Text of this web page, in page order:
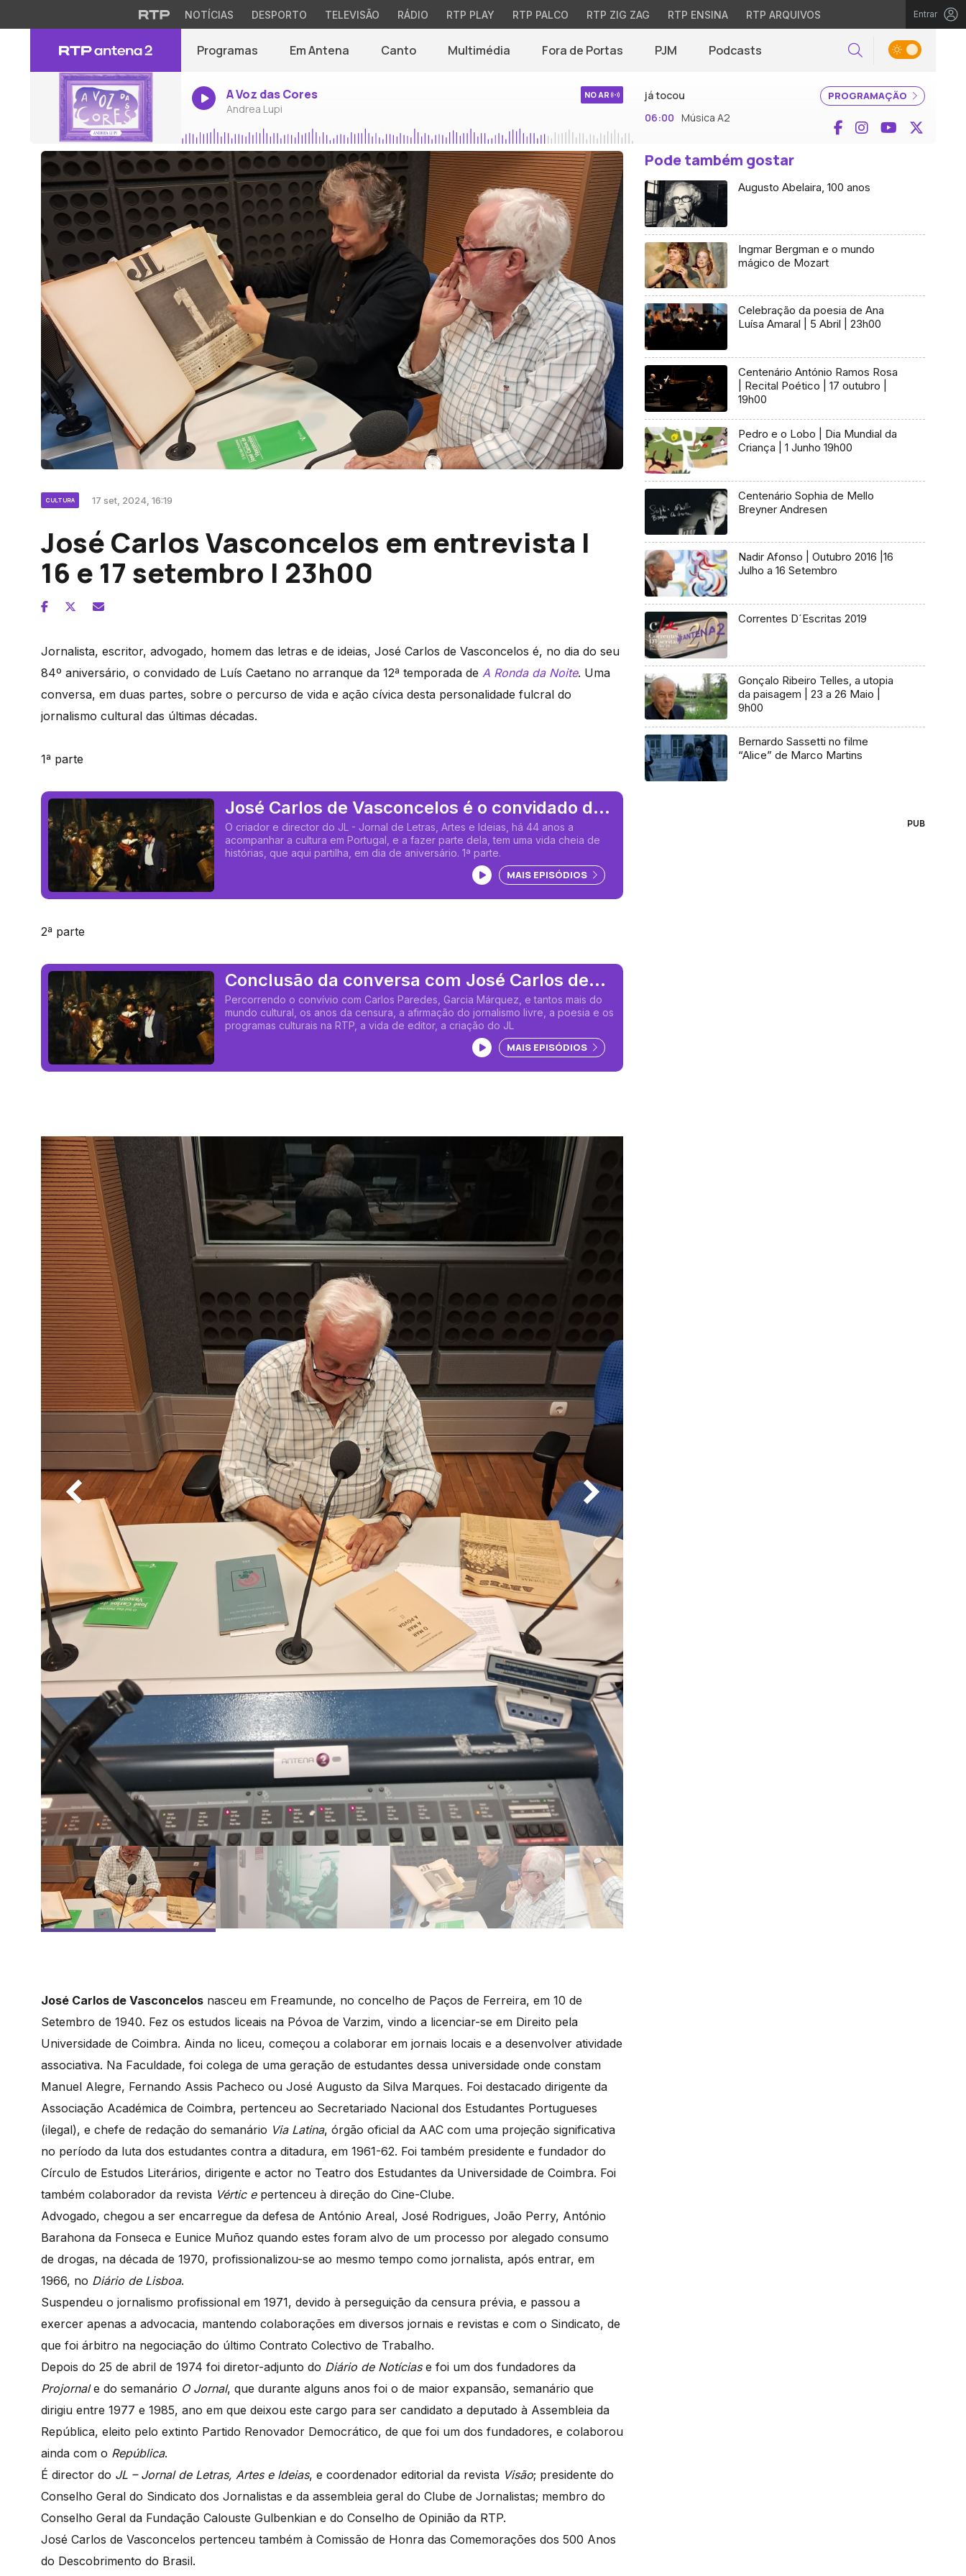
NOTÍCIAS DESPORTO TELEVISÃO RÁDIO RTP PLAY RTP PALCO RTP ZIG ZAG RTP ENSINA RTP ARQUIVOS Entrar
Programas Em Antena Canto Multimédia Fora de Portas PJM Podcasts Pesquisar
A Voz das Cores
Andrea Lupi
NO AR PROGRAMAÇÃO
já tocou
06:00 Música A2 Facebook
InstagramYouTube
CULTURA 17 set, 2024, 16:19
José Carlos Vasconcelos em entrevista |
16 e 17 setembro | 23h00
Jornalista, escritor, advogado, homem das letras e de ideias, José Carlos de Vasconcelos é, no dia do seu
84º aniversário, o convidado de Luís Caetano no arranque da 12ª temporada de A Ronda da Noite. Uma
conversa, em duas partes, sobre o percurso de vida e ação cívica desta personalidade fulcral do
jornalismo cultural das últimas décadas.
1ª parte
José Carlos de Vasconcelos é o convidado de
Luís Caetano
O criador e director do JL - Jornal de Letras, Artes e Ideias, há 44 anos a
acompanhar a cultura em Portugal, e a fazer parte dela, tem uma vida cheia de
histórias, que aqui partilha, em dia de aniversário. 1ª parte.
Ouvir podcast
MAIS EPISÓDIOS
2ª parte
Conclusão da conversa com José Carlos de
Vasconcelos
Percorrendo o convívio com Carlos Paredes, Garcia Márquez, e tantos mais do
mundo cultural, os anos da censura, a afirmação do jornalismo livre, a poesia e os
programas culturais na RTP, a vida de editor, a criação do JL
Ouvir podcast
MAIS EPISÓDIOS
José Carlos de Vasconcelos nasceu em Freamunde, no concelho de Paços de Ferreira, em 10 de
Setembro de 1940. Fez os estudos liceais na Póvoa de Varzim, vindo a licenciar-se em Direito pela
Universidade de Coimbra. Ainda no liceu, começou a colaborar em jornais locais e a desenvolver atividade
associativa. Na Faculdade, foi colega de uma geração de estudantes dessa universidade onde constam
Manuel Alegre, Fernando Assis Pacheco ou José Augusto da Silva Marques. Foi destacado dirigente da
Associação Académica de Coimbra, pertenceu ao Secretariado Nacional dos Estudantes Portugueses
(ilegal), e chefe de redação do semanário Via Latina, órgão oficial da AAC com uma projeção significativa
no período da luta dos estudantes contra a ditadura, em 1961-62. Foi também presidente e fundador do
Círculo de Estudos Literários, dirigente e actor no Teatro dos Estudantes da Universidade de Coimbra. Foi
também colaborador da revista Vértic e pertenceu à direção do Cine-Clube.
Advogado, chegou a ser encarregue da defesa de António Areal, José Rodrigues, João Perry, António
Barahona da Fonseca e Eunice Muñoz quando estes foram alvo de um processo por alegado consumo
de drogas, na década de 1970, profissionalizou-se ao mesmo tempo como jornalista, após entrar, em
1966, no Diário de Lisboa.
Suspendeu o jornalismo profissional em 1971, devido à perseguição da censura prévia, e passou a
exercer apenas a advocacia, mantendo colaborações em diversos jornais e revistas e com o Sindicato, de
que foi árbitro na negociação do último Contrato Colectivo de Trabalho.
Depois do 25 de abril de 1974 foi diretor-adjunto do Diário de Notíciase foi um dos fundadores da
Projornale do semanário O Jornal, que durante alguns anos foi o de maior expansão, semanário que
dirigiu entre 1977 e 1985, ano em que deixou este cargo para ser candidato a deputado à Assembleia da
República, eleito pelo extinto Partido Renovador Democrático, de que foi um dos fundadores, e colaborou
ainda com o República.
É director do JL – Jornal de Letras, Artes e Ideias, e coordenador editorial da revista Visão; presidente do
Conselho Geral do Sindicato dos Jornalistas e da assembleia geral do Clube de Jornalistas; membro do
Conselho Geral da Fundação Calouste Gulbenkian e do Conselho de Opinião da RTP.
José Carlos de Vasconcelos pertenceu também à Comissão de Honra das Comemorações dos 500 Anos
do Descobrimento do Brasil.
Pode também gostar
Augusto Abelaira, 100 anos
Ingmar Bergman e o mundo
mágico de Mozart
Celebração da poesia de Ana
Luísa Amaral | 5 Abril | 23h00
Centenário António Ramos Rosa
| Recital Poético | 17 outubro |
19h00
Pedro e o Lobo | Dia Mundial da
Criança | 1 Junho 19h00
Centenário Sophia de Mello
Breyner Andresen
Nadir Afonso | Outubro 2016 |16
Julho a 16 Setembro
Correntes D´Escritas 2019
Gonçalo Ribeiro Telles, a utopia
da paisagem | 23 a 26 Maio |
9h00
Bernardo Sassetti no filme
“Alice” de Marco Martins
PUB